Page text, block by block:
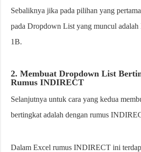
Sebaliknya jika pada pilihan yang
pada Dropdown List yang muncul adalah
1B.
2. Membuat Dropdown List
Rumus INDIRECT
Selanjutnya untuk cara yang kedua
bertingkat adalah dengan rumus
Dalam Excel rumus INDIRECT ini